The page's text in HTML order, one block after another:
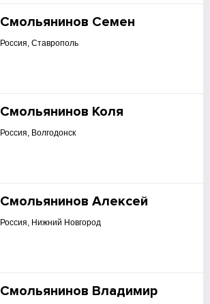
Смольянинов Семен
Россия, Ставрополь
Смольянинов Коля
Россия, Волгодонск
Смольянинов Алексей
Россия, Нижний Новгород
Смольянинов Владимир